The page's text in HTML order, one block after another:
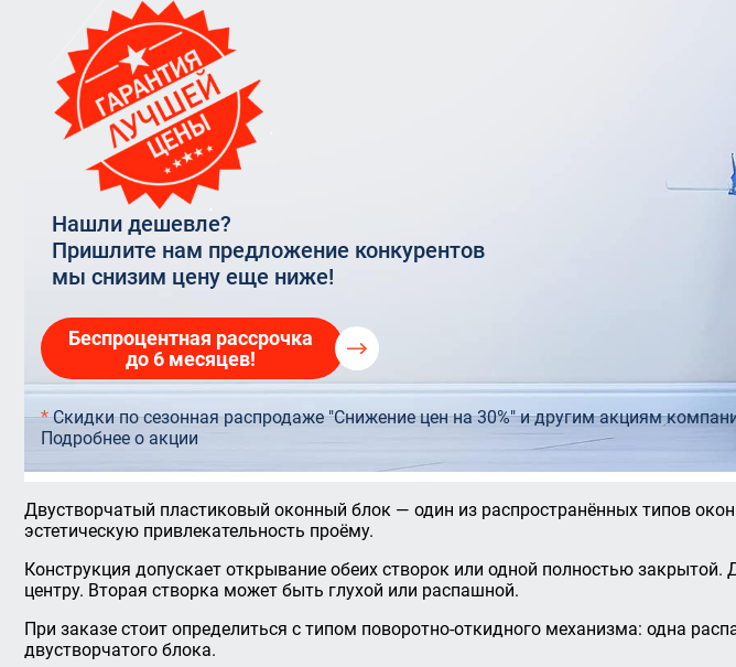
VELUX OPTIMA Комфорт
VELUX PREMIUM
Остекление террас
Остекление торговых центров
Панорамное остекление
Нашли дешевле?
Пришлите нам предложение конкурентов
мы снизим цену еще ниже!
Беспроцентная рассрочка
до 6 месяцев!
*Скидки по сезонная распродаже "Снижение цен на 30%" и другим акциям
Подробнее о акции
Двустворчатый пластиковый оконный блок — один из распространённых типов
эстетическую привлекательность проёму.
Конструкция допускает открывание обеих створок или одной полностью
центру. Вторая створка может быть глухой или распашной.
При заказе стоит определиться с типом поворотно-откидного механизма: одна
двустворчатого блока.